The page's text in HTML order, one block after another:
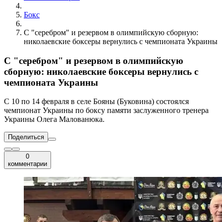
Бокс
С "серебром" и резервом в олимпийскую сборную:
николаевские боксеры вернулись с чемпионата Украины
С "серебром" и резервом в олимпийскую
сборную: николаевские боксеры вернулись с
чемпионата Украины
С 10 по 14 февраля в селе Бояны (Буковина) состоялся
чемпионат Украины по боксу памяти заслуженного тренера
Украины Олега Малованюка.
Поделиться
0
комментарии